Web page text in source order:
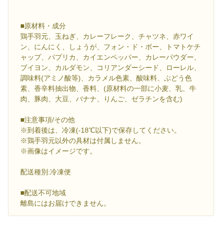
■原材料・成分
鶏手羽元、玉ねぎ、カレーフレーク、チャツネ、赤ワイ
ン、にんにく、しょうが、フォン・ド・ボー、トマトケチ
ャップ、パプリカ、カイエンペッパー、カレーパウダー、
ブイヨン、カルダモン、コリアンダーシード、ローレル、
調味料(アミノ酸等)、カラメル色素、酸味料、ぶどう色
素、香辛料抽出物、香料、(原材料の一部に小麦、乳、牛
肉、豚肉、大豆、バナナ、りんご、ゼラチンを含む)
■注意事項/その他
※到着後は、冷凍(-18℃以下)で保存してください。
※鶏手羽元以外の具材は付属しません。
※画像はイメージです。
配送種別:冷凍便
■配送不可地域
離島にはお届けできません。